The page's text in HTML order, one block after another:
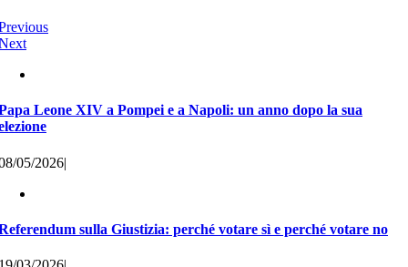
Leone XIV a Pompei e a Napoli: un anno dopo la sua
05/2026|
sulla Giustizia: perché votare sì e perché votare no